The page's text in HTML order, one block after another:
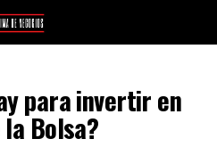
para invertir en
Bolsa?